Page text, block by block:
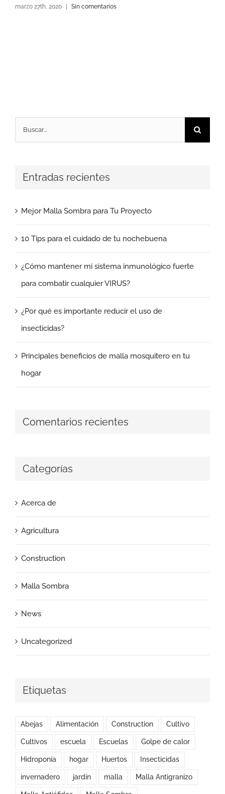
marzo 27th, 2020 Sin comentarios
Buscar:
Entradas recientes
Mejor Malla Sombra para Tu Proyecto
10 Tips para el cuidado de tu nochebuena
¿Cómo mantener mi sistema inmunológico fuerte
para combatir cualquier VIRUS?
¿Por qué es importante reducir el uso de
insecticidas?
Principales beneficios de malla mosquitero en tu
hogar
Comentarios recientes
Categorías
Acerca de
Agricultura
Construction
Malla Sombra
News
Uncategorized
Etiquetas
Abejas Alimentación Construction Cultivo
Cultivos escuela Escuelas Golpe de calor
Hidroponía hogar Huertos Insecticidas
invernadero jardín malla Malla Antigranizo